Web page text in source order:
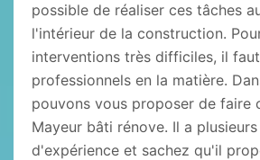
possible de réaliser ces tâches
l'intérieur de la construction.
interventions très difficiles, il
professionnels en la matière.
pouvons vous proposer de faire
Mayeur bâti rénove. Il a plusieurs
d'expérience et sachez qu'il